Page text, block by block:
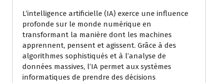
L’intelligence artificielle (IA) exerce une influence
profonde sur le monde numérique en
transformant la manière dont les machines
apprennent, pensent et agissent. Grâce à des
algorithmes sophistiqués et à l’analyse de
données massives, l’IA permet aux systèmes
informatiques de prendre des décisions